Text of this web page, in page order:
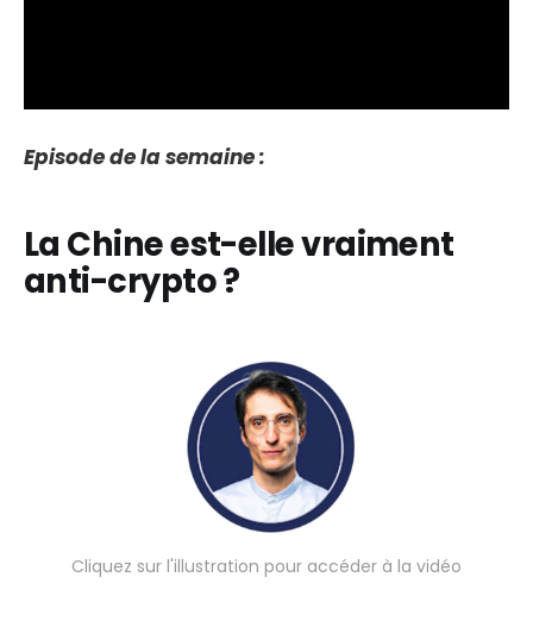
Episode de la semaine :
La Chine est-elle vraiment
anti-crypto ?
Cliquez sur l'illustration pour accéder à la vidéo